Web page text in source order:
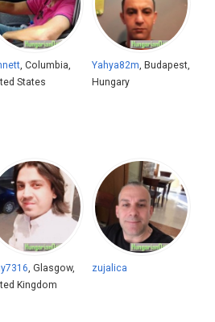
, Columbia,
States
Yahya82m , Budapest,
Hungary
, Glasgow,
Kingdom
zujalica